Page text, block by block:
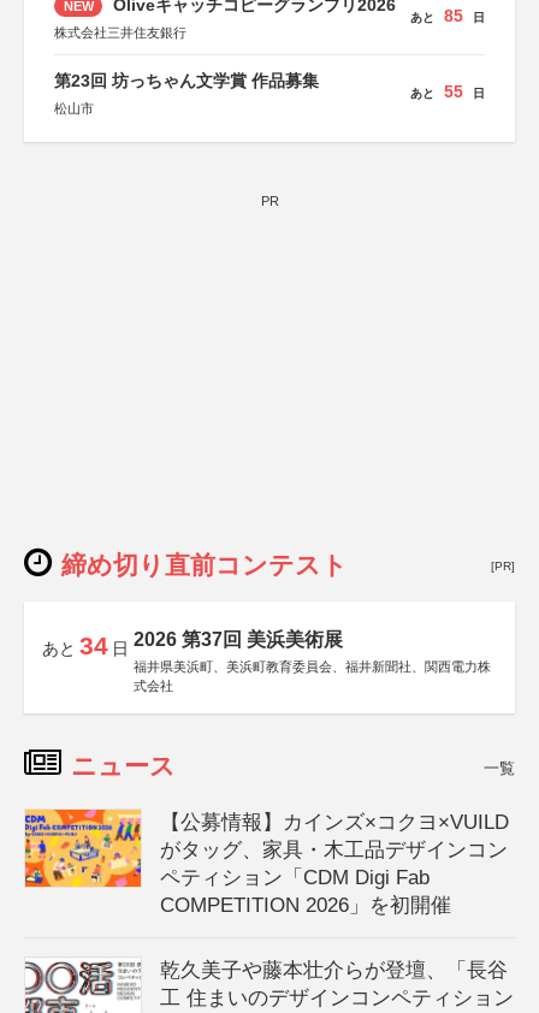
NEW Oliveキャッチコピーグランプリ2026
株式会社三井住友銀行
あと 85 日
第23回 坊っちゃん文学賞 作品募集
松山市
あと 55 日
PR
締め切り直前コンテスト [PR]
あと 34 日 2026 第37回 美浜美術展
福井県美浜町、美浜町教育委員会、福井新聞社、関西電力株
式会社
ニュース 一覧
【公募情報】カインズ×コクヨ×VUILD
がタッグ、家具・木工品デザインコン
ペティション「CDM Digi Fab
COMPETITION 2026」を初開催
乾久美子や藤本壮介らが登壇、「長谷
工 住まいのデザインコンペティション